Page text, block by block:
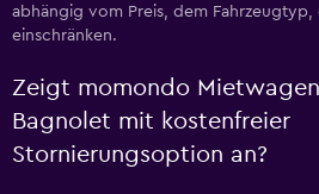
abhängig vom Preis, dem
einschränken.
Zeigt momondo
Bagnolet mit kostenfreier
Stornierungsoption an?